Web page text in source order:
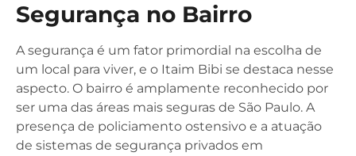
Segurança no Bairro
A segurança é um fator primordial na escolha de
um local para viver, e o Itaim Bibi se destaca nesse
aspecto. O bairro é amplamente reconhecido por
ser uma das áreas mais seguras de São Paulo. A
presença de policiamento ostensivo e a atuação
de sistemas de segurança privados em